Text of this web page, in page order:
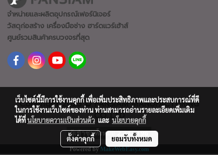
จำหน่ายและผลิตอุปกรณ์เฟอร์นิเจอร์
วัสดุก่อสร้าง เครื่องมือช่าง ฮาร์ดแวร์เฮ้าส์
ศูนย์รวมสินค้าครบวงจรที่สุด
Copyright 2023 © PANSIAM MANUFACTURING
CO.,LTD
ผู้เข้าชมทั้งหมด2,442,196
Powered byMakeWebEasy.com
เว็บไซต์นี้มีการใช้งานคุกกี้ เพื่อเพิ่มประสิทธิภาพและประสบการณ์ที่ดี
ในการใช้งานเว็บไซต์ของท่าน ท่านสามารถอ่านรายละเอียดเพิ่มเติม
ได้ที่นโยบายความเป็นส่วนตัว และ นโยบายคุกกี้
ตั้งค่าคุกกี้ ยอมรับทั้งหมด